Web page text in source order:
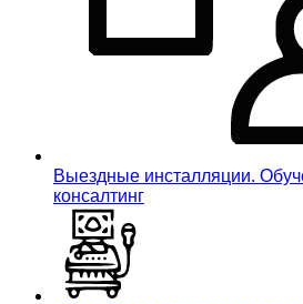
Выездные инсталляции.
консалтинг